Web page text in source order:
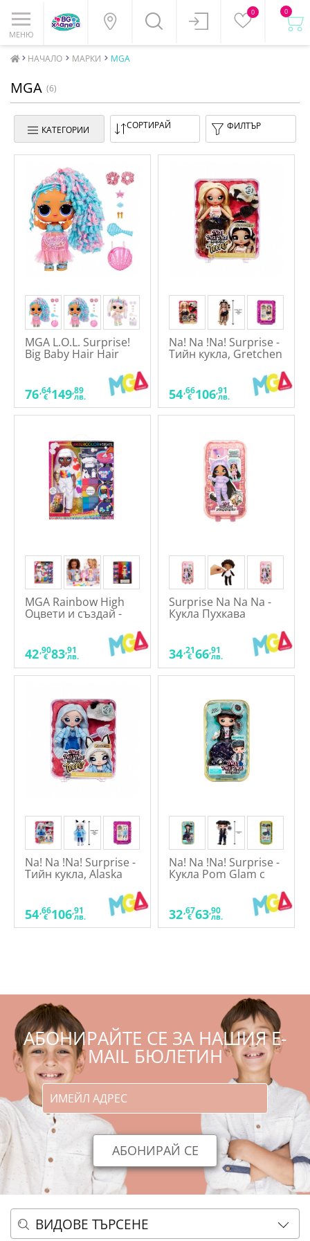
МЕНЮ
0 0
НАЧАЛО МАРКИ MGA
MGA (6)
КАТЕГОРИИ СОРТИРАЙ ФИЛТЪР
MGA L.O.L. Surprise!
Big Baby Hair Hair
Hair - Кукла с
76,64
€ 149,89
лв.
Na! Na !Na! Surprise -
Тийн кукла, Gretchen
Stripes
54,66
€ 106,91
лв.
MGA Rainbow High
Оцвети и създай -
42,90
€ 83,91
лв.
Surprise Na Na Na -
Кукла Пухкава
изненада,
34,21
€ 66,91
лв.
Na! Na !Na! Surprise -
Тийн кукла, Alaska
54,66
€ 106,91
лв.
Na! Na !Na! Surprise -
Кукла Pom Glam с
портмоне, Maxwell
32,67
€ 63,90
лв.
АБОНИРАЙТЕ СЕ ЗА НАШИЯ E-
MAIL БЮЛЕТИН
ВИДОВЕ ТЪРСЕНЕ